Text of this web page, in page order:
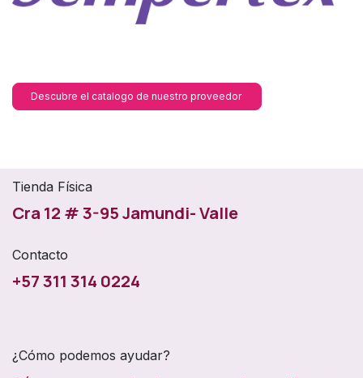
Descubre el catalogo de nuestro proveedor
Tienda Física
Cra 12 # 3-95 Jamundi- Valle
Contacto
+57 311 314 0224
¿Cómo podemos ayudar?